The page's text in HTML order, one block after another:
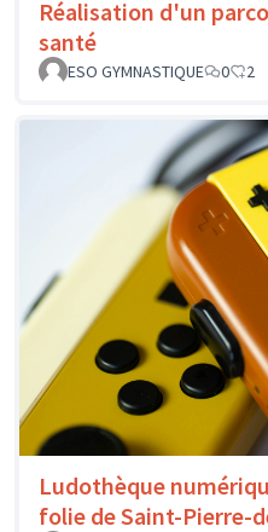
Réalisation d'un
santé
ESO GYMNASTIQUE
0 2
Ludothèque
folie de Saint-Pierre-